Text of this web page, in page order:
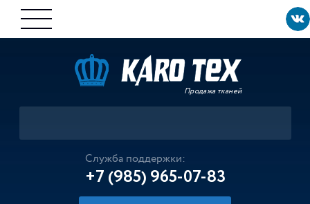
Продажа тканей
Служба поддержки:
+7 (985) 965-07-83